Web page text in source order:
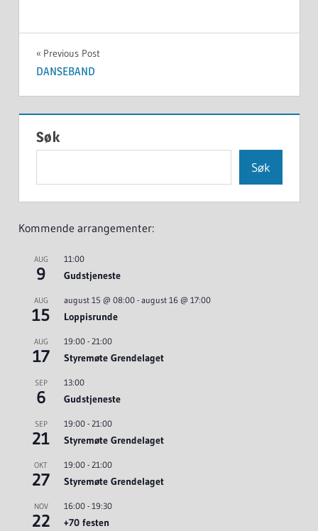
Innleggsnavigasjon
Previous Post
DANSEBAND
Søk
Søk
Kommende arrangementer:
AUG
9
11:00
Gudstjeneste
AUG
15
august 15 @ 08:00- august 16 @ 17:00
Loppisrunde
AUG
17
19:00- 21:00
Styremøte Grendelaget
SEP
6
13:00
Gudstjeneste
SEP
21
19:00- 21:00
Styremøte Grendelaget
OKT
27
19:00- 21:00
Styremøte Grendelaget
NOV
22
16:00- 19:30
+70 festen